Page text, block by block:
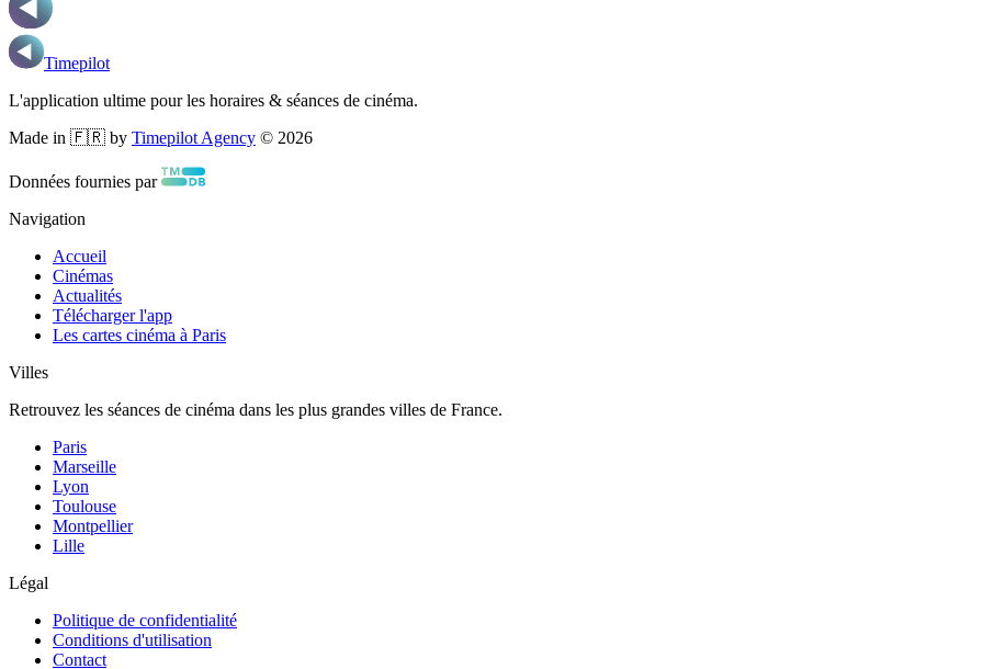
Timepilot
L'application ultime pour les horaires & séances de cinéma.
Made in 🇫🇷 by Timepilot Agency © 2026
Données fournies par
Navigation
Accueil
Cinémas
Actualités
Télécharger l'app
Les cartes cinéma à Paris
Villes
Retrouvez les séances de cinéma dans les plus grandes villes de France.
Paris
Marseille
Lyon
Toulouse
Montpellier
Lille
Légal
Politique de confidentialité
Conditions d'utilisation
Contact